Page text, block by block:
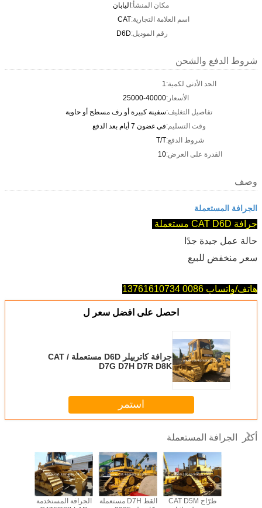
مكان المنشأ:اليابان
اسم العلامة التجارية:CAT
رقم الموديل:D6D
شروط الدفع والشحن
الحد الأدنى لكمية:1
الأسعار:25000-40000
تفاصيل التغليف:سفينة كبيرة أو رف مسطح أو حاوية
وقت التسليم:في غضون 7 أيام بعد الدفع
شروط الدفع:T/T
القدرة على العرض:10
وصف
الجرافة المستعملة
جرافة CAT D6D مستعملة
حالة عمل جيدة جدًا
سعر منخفض للبيع
هاتف/واتساب 0086 13761610734
احصل على افضل سعر ل
جرافة كاتربيلر D6D مستعملة / CAT
D7G D7H D7R D8K
استمر
أكثر الجرافة المستعملة
الجرافة المستخدمة
القط D7H مستعملة
طرّاح CAT D5M